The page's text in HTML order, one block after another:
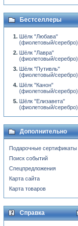
Бестселлеры
Шёлк "Любава"
(фиолетовый/серебро)
Шёлк "Лавра"
(фиолетовый/серебро)
Шёлк "Путивль"
(фиолетовый/серебро)
Шёлк "Канон"
(фиолетовый/серебро)
Шёлк "Елизавета"
(фиолетовый/серебро)
Дополнительно
Подарочные сертификаты
Поиск событий
Спецпредложения
Карта сайта
Карта товаров
Справка